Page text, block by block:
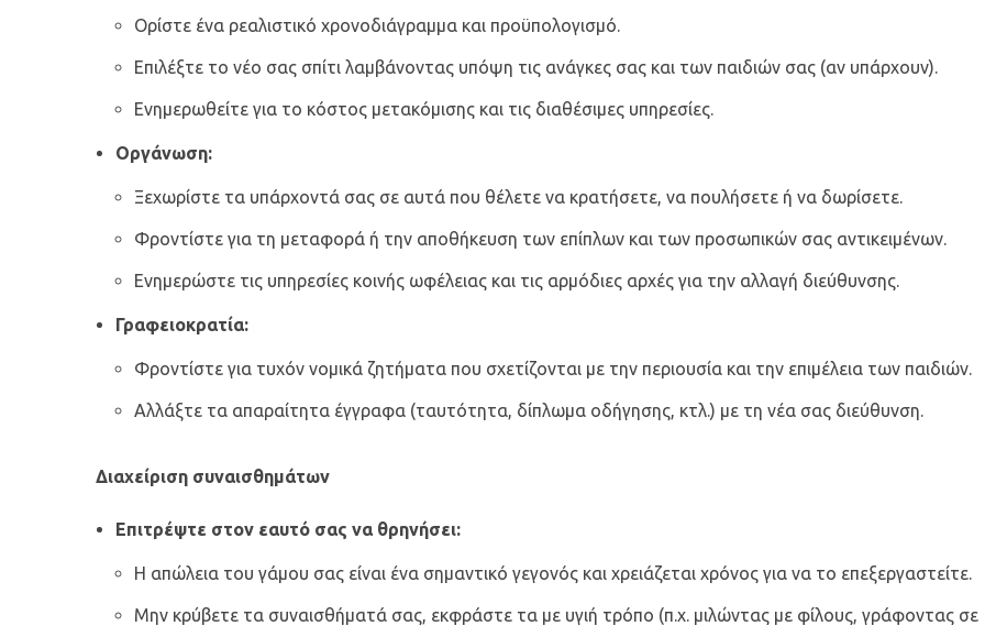
Ορίστε ένα ρεαλιστικό χρονοδιάγραμμα και προϋπολογισμό.
Επιλέξτε το νέο σας σπίτι λαμβάνοντας υπόψη τις ανάγκες σας και των παιδιών σας (αν υπάρχουν).
Ενημερωθείτε για το κόστος μετακόμισης και τις διαθέσιμες υπηρεσίες.
Οργάνωση:
Ξεχωρίστε τα υπάρχοντά σας σε αυτά που θέλετε να κρατήσετε, να πουλήσετε ή να δωρίσετε.
Φροντίστε για τη μεταφορά ή την αποθήκευση των επίπλων και των προσωπικών σας αντικειμένων.
Ενημερώστε τις υπηρεσίες κοινής ωφέλειας και τις αρμόδιες αρχές για την αλλαγή διεύθυνσης.
Γραφειοκρατία:
Φροντίστε για τυχόν νομικά ζητήματα που σχετίζονται με την περιουσία και την επιμέλεια των παιδιών.
Αλλάξτε τα απαραίτητα έγγραφα (ταυτότητα, δίπλωμα οδήγησης, κτλ.) με τη νέα σας διεύθυνση.
Διαχείριση συναισθημάτων
Επιτρέψτε στον εαυτό σας να θρηνήσει:
Η απώλεια του γάμου σας είναι ένα σημαντικό γεγονός και χρειάζεται χρόνος για να το επεξεργαστείτε.
Μην κρύβετε τα συναισθήματά σας, εκφράστε τα με υγιή τρόπο (π.χ. μιλώντας με φίλους, γράφοντας σε